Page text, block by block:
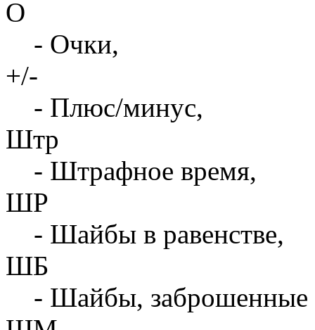
О
- Очки,
+/-
- Плюс/минус,
Штр
- Штрафное время,
ШР
- Шайбы в равенстве,
ШБ
- Шайбы, заброшенные